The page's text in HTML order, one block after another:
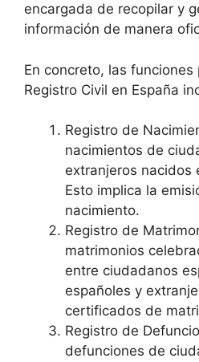
encargada de recopilar y
información de manera
En concreto, las funciones
Registro Civil en España
Registro de
nacimientos de
extranjeros nacidos
Esto implica la
nacimiento.
Registro de
matrimonios
entre ciudadanos
españoles y
certificados de
Registro de
defunciones de